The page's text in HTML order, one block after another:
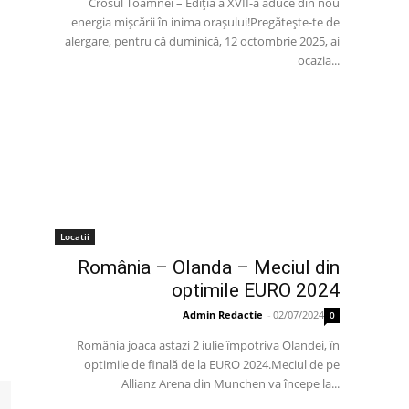
energia mișcării în inima orașului!Pregătește-te de
alergare, pentru că duminică, 12 octombrie 2025, ai
ocazia...
Locatii
România – Olanda – Meciul din
optimile EURO 2024
Admin Redactie - 02/07/2024 0
România joaca astazi 2 iulie împotriva Olandei, în
optimile de finală de la EURO 2024.Meciul de pe
Allianz Arena din Munchen va începe la...